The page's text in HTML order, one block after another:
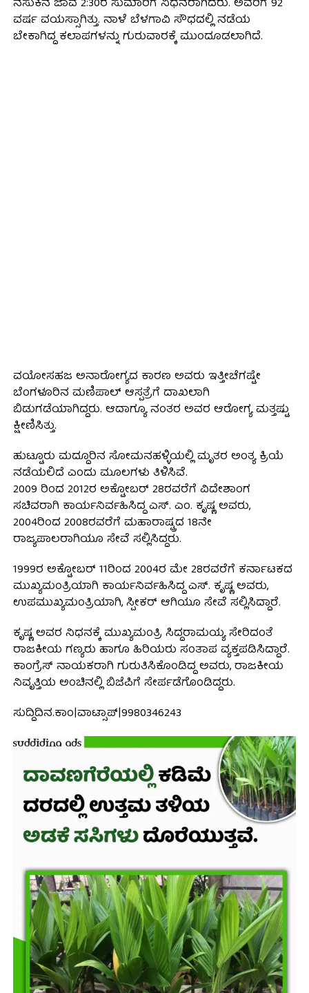
ನಸುಕಿನ ಜಾವ 2:30ರ ಸುಮಾರಿಗೆ ನಿಧನರಾಗಿದರು. ಅವರಿಗೆ 92
ವರ್ಷ ವಯಸ್ಸಾಗಿತ್ತು. ನಾಳೆ ಬೆಳಗಾವಿ ಸೌಧದಲ್ಲಿ ನಡೆಯ
ಬೇಕಾಗಿದ್ದ ಕಲಾಪಗಳನ್ನು ಗುರುವಾರಕ್ಕೆ ಮುಂದೂಡಲಾಗಿದೆ.
ವಯೋಸಹಜ ಅನಾರೋಗ್ಯದ ಕಾರಣ ಅವರು ಇತ್ತೀಚೆಗಷ್ಟೇ
ಬೆಂಗಳೂರಿನ ಮಣಿಪಾಲ್ ಆಸ್ಪತ್ರೆಗೆ ದಾಖಲಾಗಿ
ಬಿಡುಗಡೆಯಾಗಿದ್ದರು. ಆದಾಗ್ಯೂ ನಂತರ ಅವರ ಆರೋಗ್ಯ ಮತ್ತಷ್ಟು
ಕ್ಷೀಣಿಸಿತ್ತು.
ಹುಟ್ಟೂರು ಮದ್ದೂರಿನ ಸೋಮನಹಳ್ಳಿಯಲ್ಲಿ ಮೃತರ ಅಂತ್ಯ ಕ್ರಿಯೆ
ನಡೆಯಲಿದೆ ಎಂದು ಮೂಲಗಳು ತಿಳಿಸಿವೆ.
2009 ರಿಂದ 2012ರ ಅಕ್ಟೋಬರ್ 28ರವರೆಗೆ ವಿದೇಶಾಂಗ
ಸಚಿವರಾಗಿ ಕಾರ್ಯನಿರ್ವಹಿಸಿದ್ದ ಎಸ್. ಎಂ. ಕೃಷ್ಣ ಅವರು,
2004ರಿಂದ 2008ರವರೆಗೆ ಮಹಾರಾಷ್ಟ್ರದ 18ನೇ
ರಾಜ್ಯಪಾಲರಾಗಿಯೂ ಸೇವೆ ಸಲ್ಲಿಸಿದ್ದರು.
1999ರ ಅಕ್ಟೋಬರ್ 11ರಿಂದ 2004ರ ಮೇ 28ರವರೆಗೆ ಕರ್ನಾಟಕದ
ಮುಖ್ಯಮಂತ್ರಿಯಾಗಿ ಕಾರ್ಯನಿರ್ವಹಿಸಿದ್ದ ಎಸ್. ಕೃಷ್ಣ ಅವರು,
ಉಪಮುಖ್ಯಮಂತ್ರಿಯಾಗಿ, ಸ್ಪೀಕರ್ ಆಗಿಯೂ ಸೇವೆ ಸಲ್ಲಿಸಿದ್ದಾರೆ.
ಕೃಷ್ಣ ಅವರ ನಿಧನಕ್ಕೆ ಮುಖ್ಯಮಂತ್ರಿ ಸಿದ್ದರಾಮಯ್ಯ ಸೇರಿದಂತೆ
ರಾಜಕೀಯ ಗಣ್ಯರು ಹಾಗೂ ಹಿರಿಯರು ಸಂತಾಪ ವ್ಯಕ್ತಪಡಿಸಿದ್ದಾರೆ.
ಕಾಂಗ್ರೆಸ್ ನಾಯಕರಾಗಿ ಗುರುತಿಸಿಕೊಂಡಿದ್ದ ಅವರು, ರಾಜಕೀಯ
ನಿವೃತ್ತಿಯ ಅಂಚಿನಲ್ಲಿ ಬಿಜೆಪಿಗೆ ಸೇರ್ಪಡೆಗೊಂಡಿದ್ದರು.
ಸುದ್ದಿದಿನ.ಕಾಂ|ವಾಟ್ಸಾಪ್|9980346243